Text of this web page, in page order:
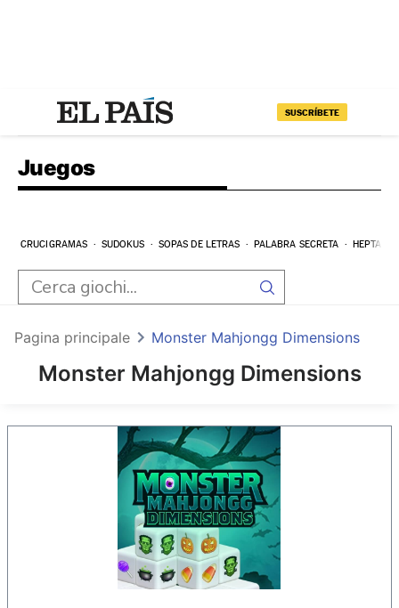
SUSCRÍBETE
Juegos
CRUCIGRAMAS SUDOKUS SOPAS DE LETRAS PALABRA SECRETA
Monster Mahjongg Dimensions
Pagina principale Monster Mahjongg Dimensions